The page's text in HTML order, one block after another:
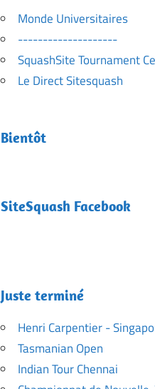
Monde Universitaires
--------------------
SquashSite Tournament
Le Direct Sitesquash
Bientôt
SiteSquash Facebook
Juste terminé
Henri Carpentier -
Tasmanian Open
Indian Tour Chennai